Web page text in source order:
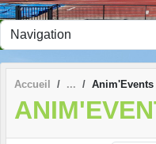
Accueil Anim'Events